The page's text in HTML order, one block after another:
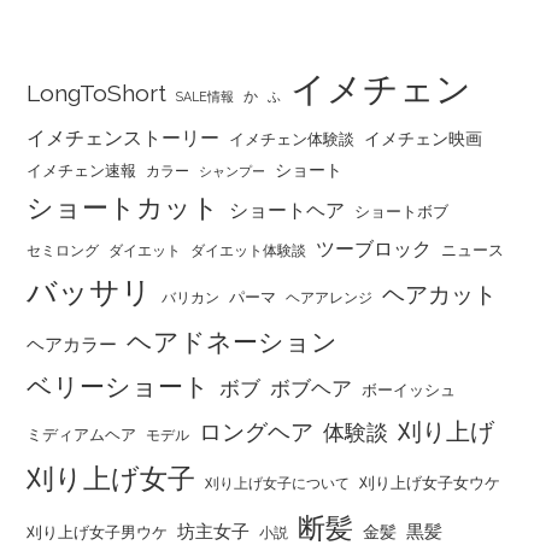
LongToShort SALE情報 か ふ イメチェン
イメチェンストーリー イメチェン体験談 イメチェン映画
イメチェン速報 カラー シャンプー ショート
ショートカット ショートヘア ショートボブ
セミロング ダイエット ダイエット体験談 ツーブロック ニュース
バッサリ バリカン パーマ ヘアアレンジ ヘアカット
ヘアカラー ヘアドネーション
ベリーショート
ボブ ボブヘア ボーイッシュ
ミディアムヘア モデル ロングヘア 体験談 刈り上げ
刈り上げ女子 刈り上げ女子について 刈り上げ女子女ウケ
刈り上げ女子男ウケ 坊主女子 小説 断髪 金髪 黒髪